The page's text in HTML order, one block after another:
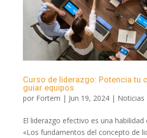
Curso de liderazgo: Potencia tu
guiar equipos
por Fortem | Jun 19, 2024| Noticias
El liderazgo efectivo es una habilidad
«Los fundamentos del concepto de